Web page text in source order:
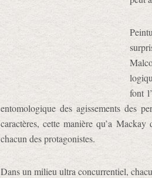
font
entomologique des agissements des
caractères, cette manière qu’a
chacun des protagonistes.
Dans un milieu ultra concurrentiel,